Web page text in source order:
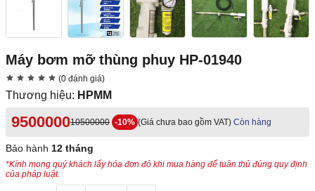
Máy bơm mỡ thùng phuy HP-01940
(0 đánh giá)
Thương hiệu: HPMM
950000010500000 -10% (Giá chưa bao gồm VAT) Còn hàng
Bảo hành 12 tháng
*Kính mong quý khách lấy hóa đơn đỏ khi mua hàng để tuân thủ đúng quy định
của pháp luật.